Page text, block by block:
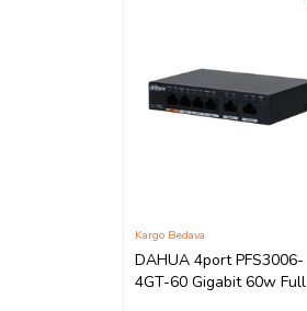
DAHUA 4port PFS3006-
4GT-60 Gigabit 60w Full
Kargo Bedava